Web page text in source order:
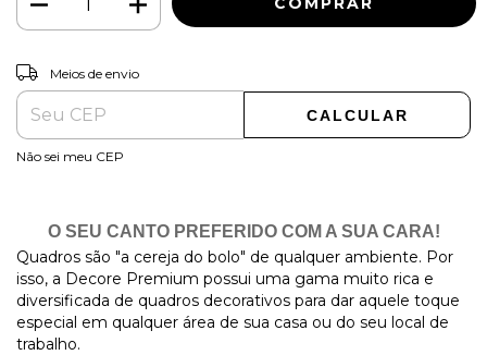
Entregas para o CEP:
Meios de envio
CALCULAR
Não sei meu CEP
O SEU CANTO PREFERIDO COM A SUA CARA!
Quadros são "a cereja do bolo" de qualquer ambiente. Por
isso, a Decore Premium possui uma gama muito rica e
diversificada de quadros decorativos para dar aquele toque
especial em qualquer área de sua casa ou do seu local de
trabalho.